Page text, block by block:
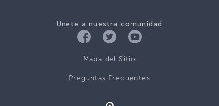
Únete a nuestra comunidad
Mapa del Sitio
Preguntas Frecuentes